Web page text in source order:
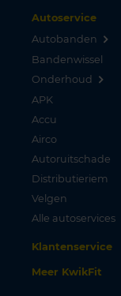
Autoservice
Autobanden
Bandenwissel
Onderhoud
APK
Accu
Airco
Autoruitschade
Distributieriem
Velgen
Alle autoservices
Klantenservice
Meer KwikFit